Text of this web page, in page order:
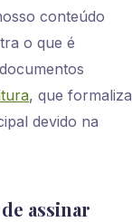
conteúdo
o que é
, que formaliza
devido na
assinar